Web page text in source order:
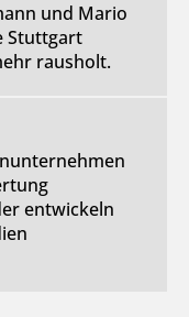
und Mario
Stuttgart
rausholt.
entwickeln